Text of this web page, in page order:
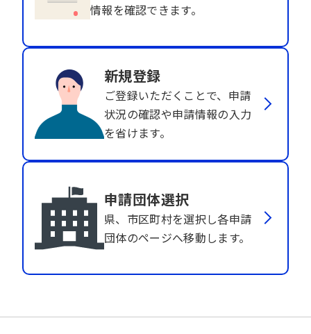
情報を確認できます。
新規登録
ご登録いただくことで、申請
状況の確認や申請情報の入力
を省けます。
申請団体選択
県、市区町村を選択し各申請
団体のページへ移動します。